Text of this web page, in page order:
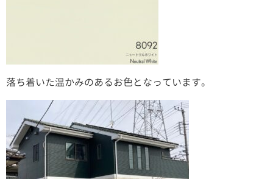
落ち着いた温かみのあるお色となっています。